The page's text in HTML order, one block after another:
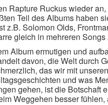
Rapture Ruckus wieder
Teil des Albums haben
z.B. Solomon Olds,
gleich in mehreren
Album ermutigen und
davon, die Welt durch
das wir mit
und was
gehen, ist die
Weggehen besser